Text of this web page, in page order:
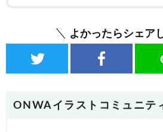
よかったらシェア
ONWAイラストコミュニテ